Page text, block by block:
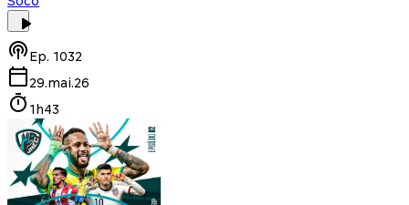
Ep. 1032
29.mai.26
1h43